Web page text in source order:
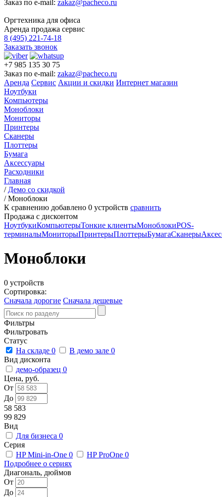
Заказ по e-mail: zakaz@pacheco.ru
Оргтехника для офиса
Аренда продажа сервис
8 (495) 221-74-18
Заказать звонок
+7 985 135 30 75
Заказ по e-mail: zakaz@pacheco.ru
Аренда Сервис Акции и скидки Интернет магазин
Ноутбуки
Компьютеры
Моноблоки
Мониторы
Принтеры
Сканеры
Плоттеры
Бумага
Аксессуары
Расходники
Главная
/ Демо со скидкой
/Моноблоки
К сравнению добавлено 0 устройств сравнить
Продажа с дисконтом
НоутбукиКомпьютерыТонкие клиентыМоноблокиPOS-
терминалыМониторыПринтерыПлоттерыБумагаСканеры
Моноблоки
0 устройств
Сортировка:
Сначала дорогие Сначала дешевые
Фильтры
Фильтровать
Статус
На складе 0 В демо зале 0
Вид дисконта
демо-образец 0
Цена, руб.
От
До
58 583
99 829
Вид
Для бизнеса 0
Серия
HP Mini-in-One 0 HP ProOne 0
Подробнее о сериях
Диагональ, дюймов
От
До